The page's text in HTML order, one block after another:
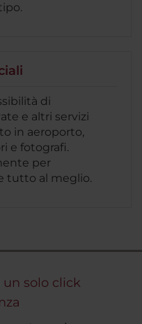
di
e altri servizi
in aeroporto,
e fotografi.
per
tutto al meglio.
solo click